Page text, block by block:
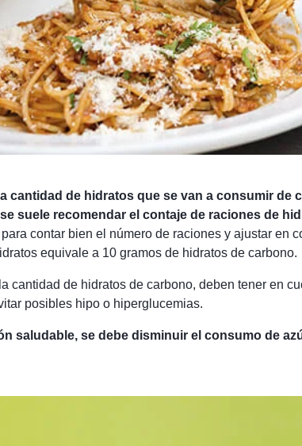
de hidratos que se van a consumir de
suele recomendar el contaje de raciones de
contar bien el número de raciones y ajustar en
equivale a 10 gramos de hidratos de carbono.
cantidad de hidratos de carbono, deben tener en
posibles hipo o hiperglucemias.
saludable, se debe disminuir el consumo de